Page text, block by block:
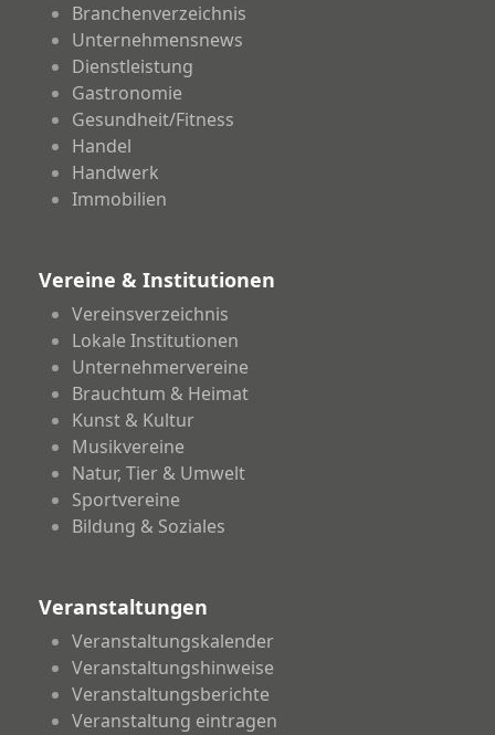
Branchenverzeichnis
Unternehmensnews
Dienstleistung
Gastronomie
Gesundheit/Fitness
Handel
Handwerk
Immobilien
Vereine & Institutionen
Vereinsverzeichnis
Lokale Institutionen
Unternehmervereine
Brauchtum & Heimat
Kunst & Kultur
Musikvereine
Natur, Tier & Umwelt
Sportvereine
Bildung & Soziales
Veranstaltungen
Veranstaltungskalender
Veranstaltungshinweise
Veranstaltungsberichte
Veranstaltung eintragen